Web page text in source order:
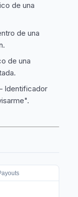
de una
de una
de una
Identificador